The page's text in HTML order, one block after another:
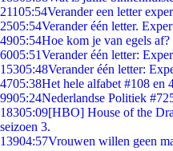
21105:54Verander een letter
2505:54Verander één letter.
4905:54Hoe kom je van egels af?
6005:51Verander één letter:
15305:48Verander één letter:
4705:38Het hele alfabet #108 en
9905:24Nederlandse Politiek
18305:09[HBO] House of the
seizoen 3.
13904:57Vrouwen willen geen